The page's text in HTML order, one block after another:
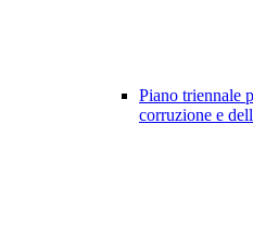
Piano triennale
corruzione e